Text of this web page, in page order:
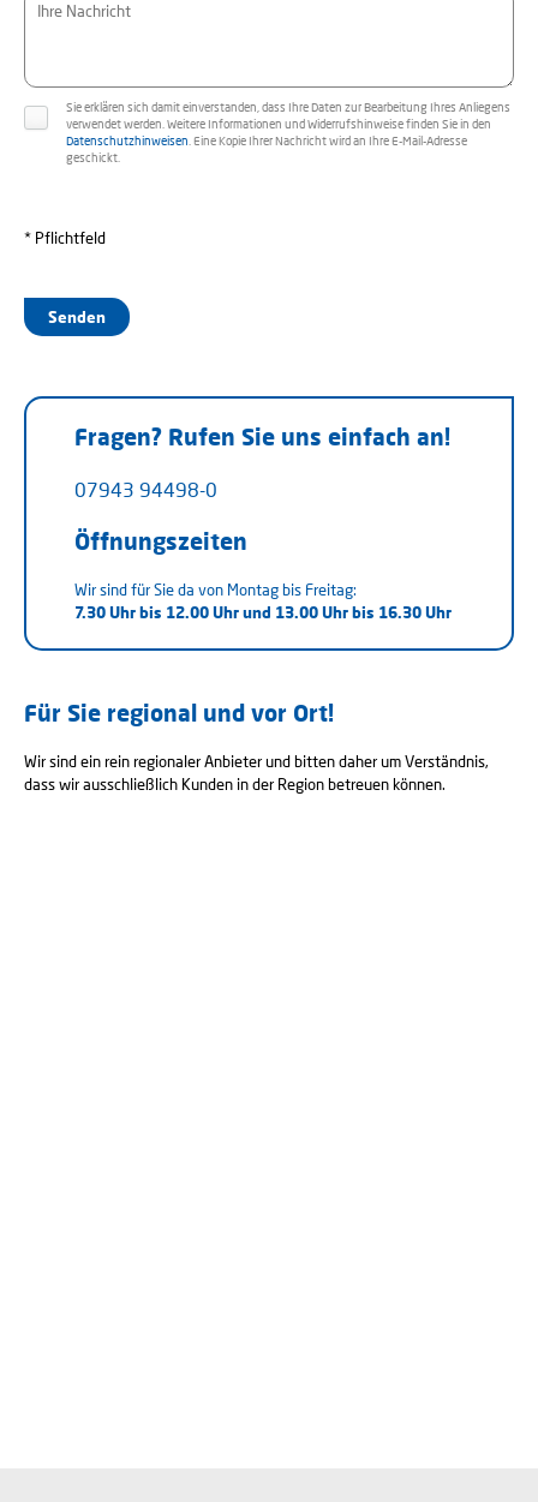
Sie erklären sich damit einverstanden, dass Ihre Daten zur Bearbeitung Ihres Anliegens
verwendet werden. Weitere Informationen und Widerrufshinweise finden Sie in den
Datenschutzhinweisen . Eine Kopie Ihrer Nachricht wird an Ihre E-Mail-Adresse
geschickt.
* Pflichtfeld
Senden
Fragen? Rufen Sie uns einfach an!
07943 94498-0
Öffnungszeiten
Wir sind für Sie da von Montag bis Freitag:
7.30 Uhr bis 12.00 Uhr und 13.00 Uhr bis 16.30 Uhr
Für Sie regional und vor Ort!
Wir sind ein rein regionaler Anbieter und bitten daher um Verständnis,
dass wir ausschließlich Kunden in der Region betreuen können.